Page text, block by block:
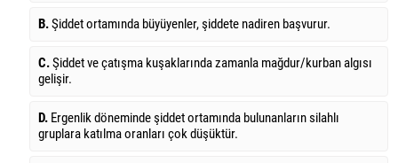
B.Şiddet ortamında büyüyenler, şiddete nadiren başvurur.
C.Şiddet ve çatışma kuşaklarında zamanla mağdur/kurban algısı
gelişir.
D. Ergenlik döneminde şiddet ortamında bulunanların silahlı
gruplara katılma oranları çok düşüktür.